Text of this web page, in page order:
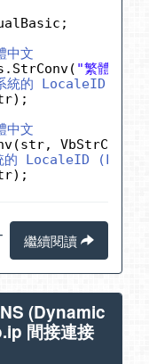
中文
"繁體轉簡
統的 LocaleID
中文
LocaleID (LCID)
繼續閱讀
(Dynamic
間接連接